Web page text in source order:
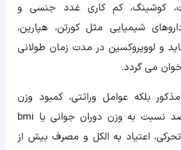
کوشینگ، کم کاری غدد جنسی و
شیمیایی مثل کورتن، هپارین،
و لوویروکسین در مدت زمان طولانی
می گردد.
بلکه عوامل وراثتی، کمبود وزن
بیش از ده درصد نسبت به وزن دوران جوانی یا bmi
19، کم تحرکی، اعتیاد به الکل و مصرف بیش از